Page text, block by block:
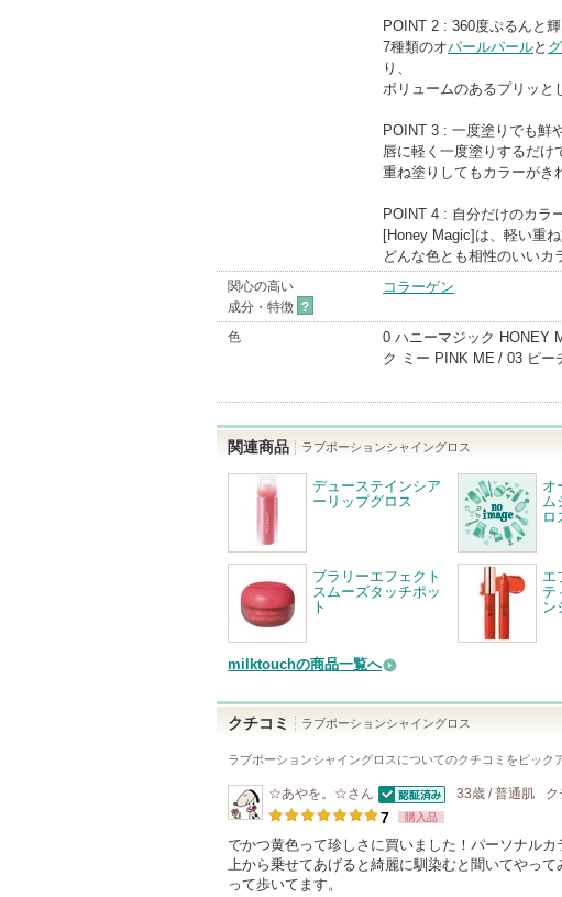
POINT 2 : 360度ぷるんと
7種類のオパールパールと
り、
ボリュームのあるプリッと
POINT 3 : 一度塗りでも鮮
唇に軽く一度塗りするだけ
重ね塗りしてもカラーがき
POINT 4 : 自分だけのカラ
[Honey Magic]は、軽い重
どんな色とも相性のいいカ
関心の高い
成分・特徴 ?
コラーゲン
色 0 ハニーマジック HONEY
ク ミー PINK ME
03 ピー
関連商品 ラブポーションシャイングロス
デューステインシア
ーリップグロス
オ
ム
ロ
ブラリーエフェクト
スムーズタッチポッ
ト
エ
テ
ン
milktouchの商品一覧へ
クチコミ ラブポーションシャイングロス
ラブポーションシャイングロス についてのクチコミをピック
☆あやを。☆さん
認証済
33歳 / 普通肌 ク
7 購入品
でかつ黄色って珍しさに買いました！パーソナル
上から乗せてあげると綺麗に馴染むと聞いてやっ
って歩いてます。